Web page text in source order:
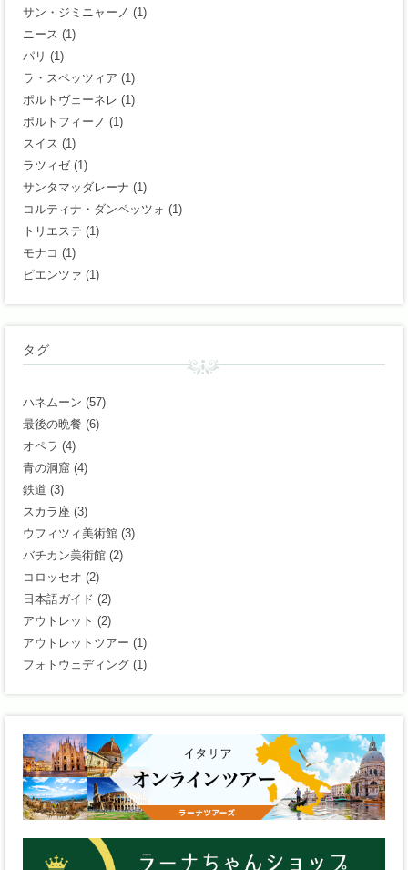
サン・ジミニャーノ (1)
ニース (1)
パリ (1)
ラ・スペッツィア (1)
ポルトヴェーネレ (1)
ポルトフィーノ (1)
スイス (1)
ラツィゼ (1)
サンタマッダレーナ (1)
コルティナ・ダンペッツォ (1)
トリエステ (1)
モナコ (1)
ピエンツァ (1)
タグ
ハネムーン (57)
最後の晩餐 (6)
オペラ (4)
青の洞窟 (4)
鉄道 (3)
スカラ座 (3)
ウフィツィ美術館 (3)
バチカン美術館 (2)
コロッセオ (2)
日本語ガイド (2)
アウトレット (2)
アウトレットツアー (1)
フォトウェディング (1)